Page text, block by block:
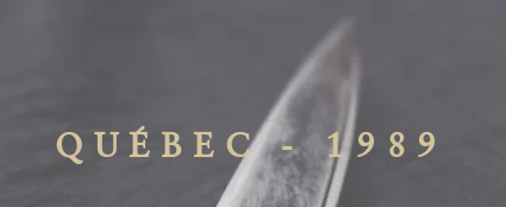
QUÉBEC - 1989